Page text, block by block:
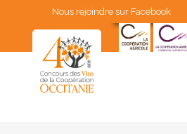
Nous rejoindre sur Facebook